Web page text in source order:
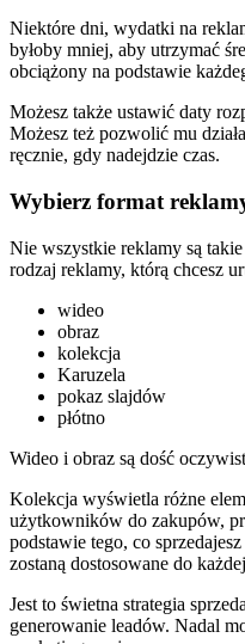
Niektóre dni, wydatki na
byłoby mniej, aby utrzymać
obciążony na podstawie
Możesz także ustawić daty
Możesz też pozwolić mu
ręcznie, gdy nadejdzie czas.
Wybierz format
Nie wszystkie reklamy są
rodzaj reklamy, którą chcesz
wideo
obraz
kolekcja
Karuzela
pokaz slajdów
płótno
Wideo i obraz są dość
Kolekcja wyświetla różne
użytkowników do zakupów,
podstawie tego, co
zostaną dostosowane do
Jest to świetna strategia
generowanie leadów. Nadal